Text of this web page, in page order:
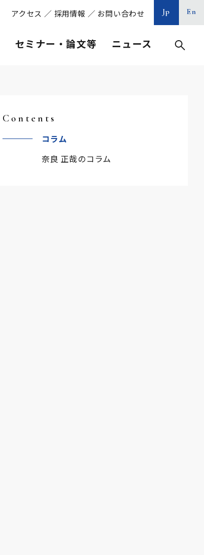
アクセス ／ 採用情報 ／ お問い合わせ Jp En
セミナー・論文等 ニュース
Contents
コラム
奈良 正哉のコラム